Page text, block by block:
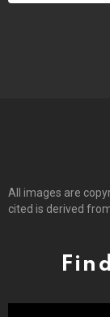
All images are
cited is derived